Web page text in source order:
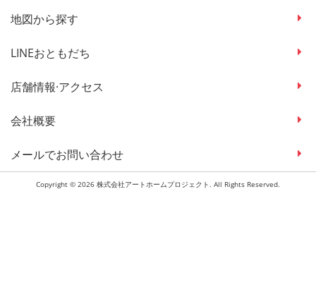
地図から探す
LINEおともだち
店舗情報·アクセス
会社概要
メールでお問い合わせ
Copyright © 2026 株式会社アートホームプロジェクト. All Rights Reserved.